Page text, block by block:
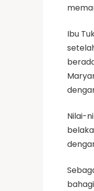
Ibu
Nilai-